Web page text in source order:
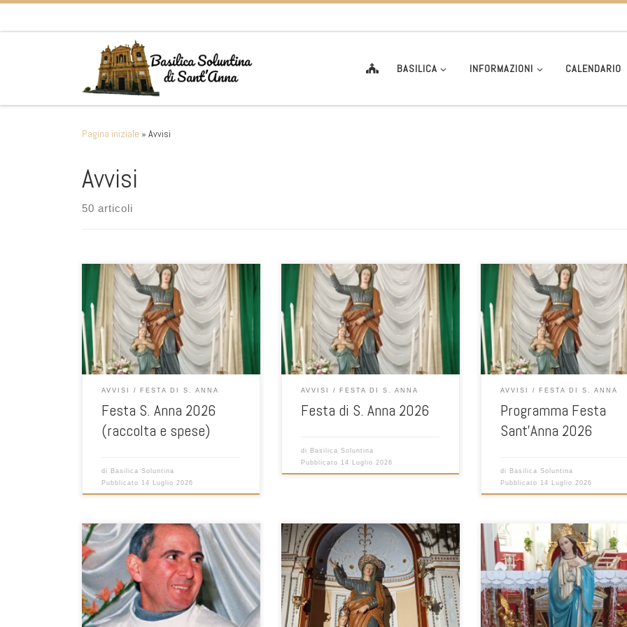
BASILICA INFORMAZIONI CALENDARIO
Pagina iniziale » Avvisi
Avvisi
50 articoli
AVVISI FESTA DI S. ANNA
Festa S. Anna 2026
(raccolta e spese)
di Basilica Soluntina
Pubblicato 14 Luglio 2026
Carissimi la comunità tutta di Santa
Flavia si sta preparando per la festa di
S. Anna.quest’anno vorrei già
ringraziare il gruppo del comitato dei
festeggiamenti che sta dando un
ottimo aiuto per una buona riuscita
della festa 2026. Già fin d’ora vi dico
Durante la […]
AVVISI FESTA DI S. ANNA
Festa di S. Anna 2026
di Basilica Soluntina
Pubblicato 14 Luglio 2026
AVVISI FESTA DI S. ANNA
Programma Festa
Sant’Anna 2026
di Basilica Soluntina
Pubblicato 14 Luglio 2026
Carissimi, In Questo Mese di maggio
vogliamo iniziare i Nove martedì di S.
Anna, invito tutti coloro che l'Amano a
Partecipare: Fedeli devoti, Portatori e
Confrati. Ricordare colei che è stata la
Madre di Maria e la Nonna di Gesù, ci fa
Carissimi, In Questo Mese di
vogliamo onorare Maria, Madre di
Speranza e di Luce e Pace.